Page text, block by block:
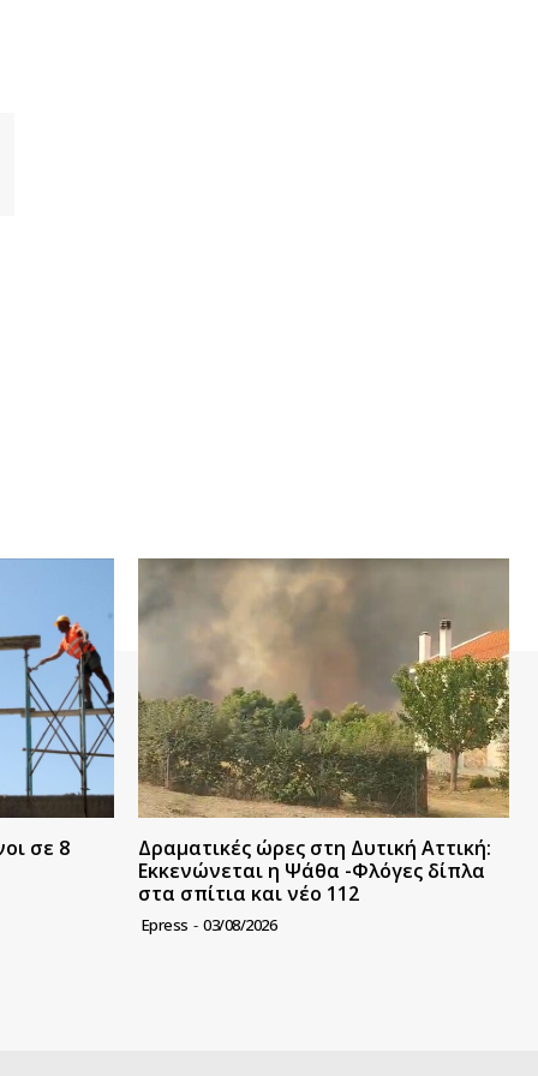
σε 8
Δραματικές ώρες στη Δυτική Αττική:
Εκκενώνεται η Ψάθα -Φλόγες δίπλα
στα σπίτια και νέο 112
Epress - 03/08/2026